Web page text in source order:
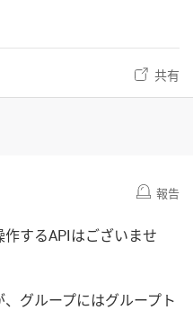
共有
報告
するAPIはございませ
グループにはグループト